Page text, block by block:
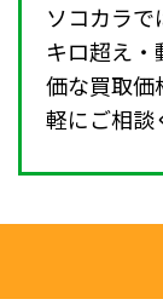
ソコカラ
キロ超え
価な買取価
軽にご相談